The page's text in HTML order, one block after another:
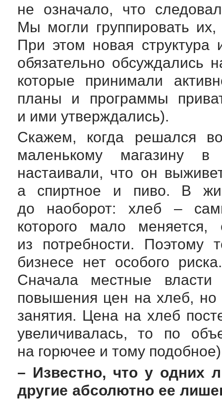
не означало, что
Мы могли группировать их,
При этом новая
обязательно обсуждались
которые принимали
планы и программы
и ими утверждались).
Скажем, когда решался
маленькому магазину в
настаивали, что он
а спиртное и пиво. В
до наоборот: хлеб –
которого мало меняется,
из потребности. Поэтому
бизнесе нет особого
Сначала местные власти
повышения цен на хлеб, но
занятия. Цена на хлеб
увеличивалась, то по
на горючее и тому
– Известно, что у одних
другие абсолютно ее